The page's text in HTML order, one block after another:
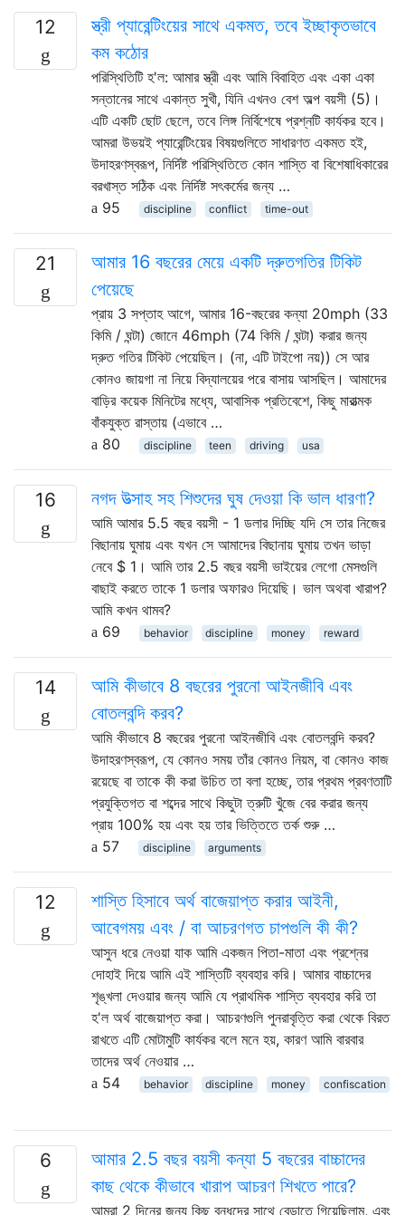
12
স্ত্রী প্যারেন্টিংয়ের সাথে একমত, তবে ইচ্ছাকৃতভাবে
কম কঠোর
পরিস্থিতিটি হ'ল: আমার স্ত্রী এবং আমি বিবাহিত এবং একা একা
সন্তানের সাথে একান্ত সুখী, যিনি এখনও বেশ অল্প বয়সী (5)।
এটি একটি ছোট ছেলে, তবে লিঙ্গ নির্বিশেষে প্রশ্নটি কার্যকর হবে।
আমরা উভয়ই প্যারেন্টিংয়ের বিষয়গুলিতে সাধারণত একমত হই,
উদাহরণস্বরূপ, নির্দিষ্ট পরিস্থিতিতে কোন শাস্তি বা বিশেষাধিকারের
বরখাস্ত সঠিক এবং নির্দিষ্ট সৎকর্মের জন্য …
95
discipline conflict time-out
21
আমার 16 বছরের মেয়ে একটি দ্রুতগতির টিকিট
পেয়েছে
প্রায় 3 সপ্তাহ আগে, আমার 16-বছরের কন্যা 20mph (33
কিমি / ঘন্টা) জোনে 46mph (74 কিমি / ঘন্টা) করার জন্য
দ্রুত গতির টিকিট পেয়েছিল। (না, এটি টাইপো নয়)) সে আর
কোনও জায়গা না নিয়ে বিদ্যালয়ের পরে বাসায় আসছিল। আমাদের
বাড়ির কয়েক মিনিটের মধ্যে, আবাসিক প্রতিবেশে, কিছু মারাত্মক
বাঁকযুক্ত রাস্তায় (এভাবে …
80
discipline teen driving usa
16 নগদ উত্সাহ সহ শিশুদের ঘুষ দেওয়া কি ভাল ধারণা?
আমি আমার 5.5 বছর বয়সী - 1 ডলার দিচ্ছি যদি সে তার নিজের
বিছানায় ঘুমায় এবং যখন সে আমাদের বিছানায় ঘুমায় তখন ভাড়া
নেবে $ 1। আমি তার 2.5 বছর বয়সী ভাইয়ের লেগো মেসগুলি
বাছাই করতে তাকে 1 ডলার অফারও দিয়েছি। ভাল অথবা খারাপ?
আমি কখন থামব?
69
behavior discipline money reward
14
আমি কীভাবে 8 বছরের পুরনো আইনজীবি এবং
বোতলবন্দি করব?
আমি কীভাবে 8 বছরের পুরনো আইনজীবি এবং বোতলবন্দি করব?
উদাহরণস্বরূপ, যে কোনও সময় তাঁর কোনও নিয়ম, বা কোনও কাজ
রয়েছে বা তাকে কী করা উচিত তা বলা হচ্ছে, তার প্রথম প্রবণতাটি
প্রযুক্তিগত বা শব্দের সাথে কিছুটা ত্রুটি খুঁজে বের করার জন্য
প্রায় 100% হয় এবং হয় তার ভিত্তিতে তর্ক শুরু …
57
discipline arguments
12
শাস্তি হিসাবে অর্থ বাজেয়াপ্ত করার আইনী,
আবেগময় এবং / বা আচরণগত চাপগুলি কী কী?
আসুন ধরে নেওয়া যাক আমি একজন পিতা-মাতা এবং প্রশ্নের
দোহাই দিয়ে আমি এই শাস্তিটি ব্যবহার করি। আমার বাচ্চাদের
শৃঙ্খলা দেওয়ার জন্য আমি যে প্রাথমিক শাস্তি ব্যবহার করি তা
হ'ল অর্থ বাজেয়াপ্ত করা। আচরণগুলি পুনরাবৃত্তি করা থেকে বিরত
রাখতে এটি মোটামুটি কার্যকর বলে মনে হয়, কারণ আমি বারবার
তাদের অর্থ নেওয়ার …
54
behavior discipline money confiscation
6
আমার 2.5 বছর বয়সী কন্যা 5 বছরের বাচ্চাদের
কাছ থেকে কীভাবে খারাপ আচরণ শিখতে পারে?
আমরা 2 দিনের জন্য কিছু বন্ধুদের সাথে বেড়াতে গিয়েছিলাম, এবং